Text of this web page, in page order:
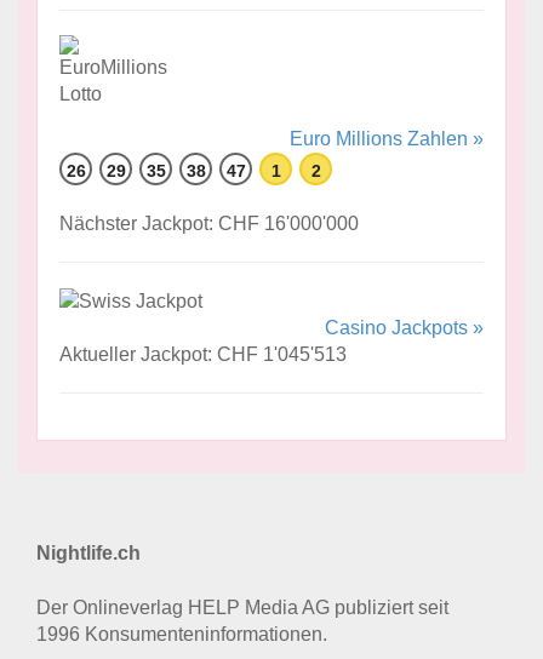
Euro Millions Zahlen »
26 29 35 38 47 1 2
Nächster Jackpot: CHF 16'000'000
Casino Jackpots »
Aktueller Jackpot: CHF 1'045'513
Nightlife.ch
Der Onlineverlag HELP Media AG publiziert seit
1996 Konsumenten­informationen.